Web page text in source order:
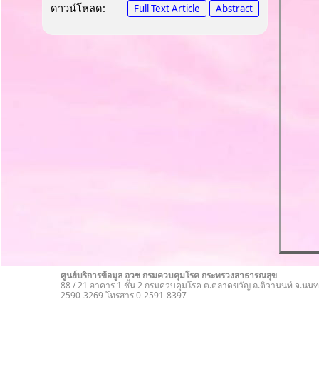
ดาวน์โหลด:
Full Text Article Abstract
ศูนย์บริการข้อมูล อวช กรมควบคุมโรค กระทรวงสาธารณสุข
88 / 21 อาคาร 1 ชั้น 2 กรมควบคุมโรค ต.ตลาดขวัญ ถ.ติวานนท์ จ.นน
2590-3269 โทรสาร 0-2591-8397